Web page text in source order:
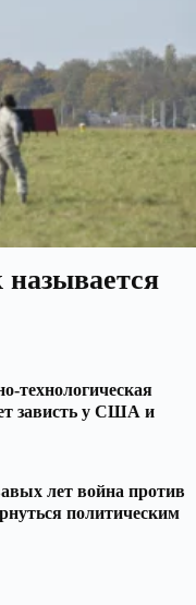
технологическая
зависть у США и
лет война против
политическим